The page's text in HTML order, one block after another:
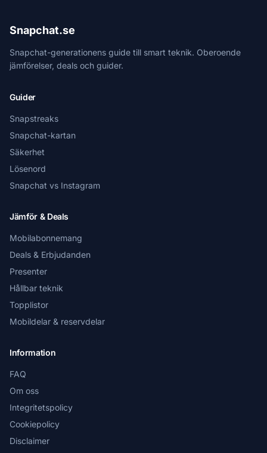
Snapchat.se
Snapchat-generationens guide till smart teknik. Oberoende
jämförelser, deals och guider.
Guider
Snapstreaks
Snapchat-kartan
Säkerhet
Lösenord
Snapchat vs Instagram
Jämför & Deals
Mobilabonnemang
Deals & Erbjudanden
Presenter
Hållbar teknik
Topplistor
Mobildelar & reservdelar
Information
FAQ
Om oss
Integritetspolicy
Cookiepolicy
Disclaimer